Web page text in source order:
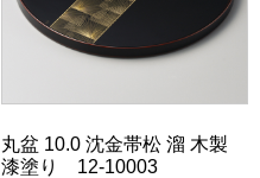
丸盆 10.0 沈金帯松 溜 木製
漆塗り 12-10003